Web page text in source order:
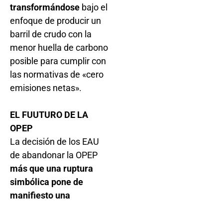
transformándose bajo el
enfoque de producir un
barril de crudo con la
menor huella de carbono
posible para cumplir con
las normativas de «cero
emisiones netas».
EL FUUTURO DE LA
OPEP
La decisión de los EAU
de abandonar la OPEP
más que una ruptura
simbólica pone de
manifiesto una